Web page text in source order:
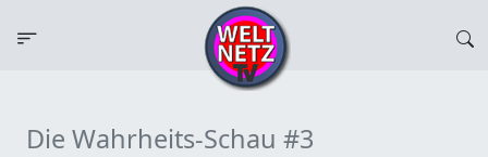
Die Wahrheits-Schau #3